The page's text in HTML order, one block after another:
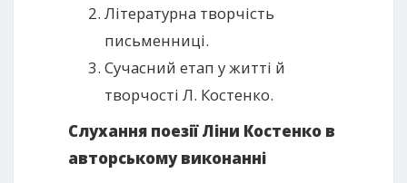
Літературна творчість
письменниці.
Сучасний етап у житті й
творчості Л. Костенко.
Слухання поезії Ліни Костенко в
авторському виконанні